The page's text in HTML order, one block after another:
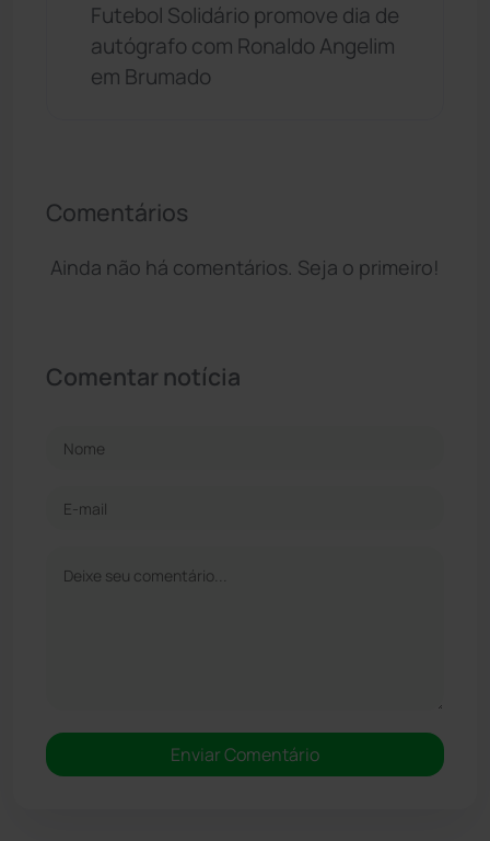
Futebol Solidário promove dia de
autógrafo com Ronaldo Angelim
em Brumado
Comentários
Ainda não há comentários. Seja o primeiro!
Comentar notícia